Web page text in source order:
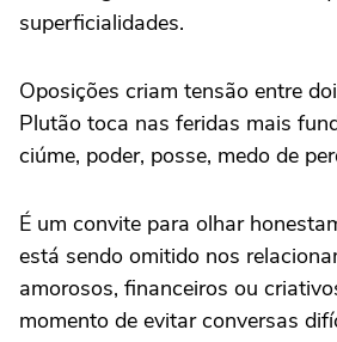
superficialidades.
Oposições criam tensão entre
Plutão toca nas feridas mais
ciúme, poder, posse, medo de
É um convite para olhar
está sendo omitido nos
amorosos, financeiros ou
momento de evitar conversas